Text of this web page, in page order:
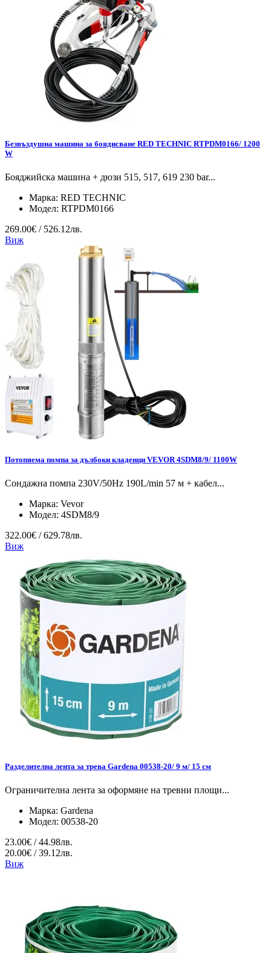
Безвъздушна машина за боядисване RED TECHNIC RTPDM0166/ 1200
W
Бояджийска машина + дюзи 515, 517, 619 230 bar...
Марка: RED TECHNIC
Модел: RTPDM0166
269.00€ / 526.12лв.
Виж
Потопяема помпа за дълбоки кладенци VEVOR 4SDM8/9/ 1100W
Сондажна помпа 230V/50Hz 190L/min 57 м + кабел...
Марка: Vevor
Модел: 4SDM8/9
322.00€ / 629.78лв.
Виж
Разделителна лента за трева Gardena 00538-20/ 9 м/ 15 см
Ограничителна лента за оформяне на тревни площи...
Марка: Gardena
Модел: 00538-20
23.00€ / 44.98лв.
20.00€ / 39.12лв.
Виж